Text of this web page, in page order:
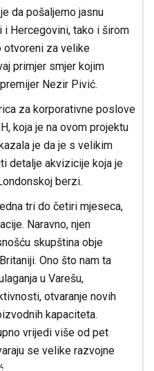
da pošaljemo jasnu
i Hercegovini, tako i širom
otvoreni za velike
primjer smjer kojim
Nezir Pivić.
za korporativne poslove
koja je na ovom projektu
je da je s velikim
detalje akvizicije koja je
berzi.
tri do četiri mjeseca,
Naravno, njen
skupština obje
Ono što nam ta
u Varešu,
otvaranje novih
kapaciteta.
vrijedi više od pet
se velike razvojne